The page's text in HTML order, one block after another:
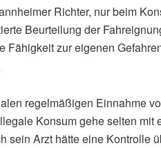
Richter, nur beim
Beurteilung der
Fähigkeit zur eigenen
regelmäßigen Einnahme
Konsum gehe selten mit
sein Arzt hätte eine Kontrolle